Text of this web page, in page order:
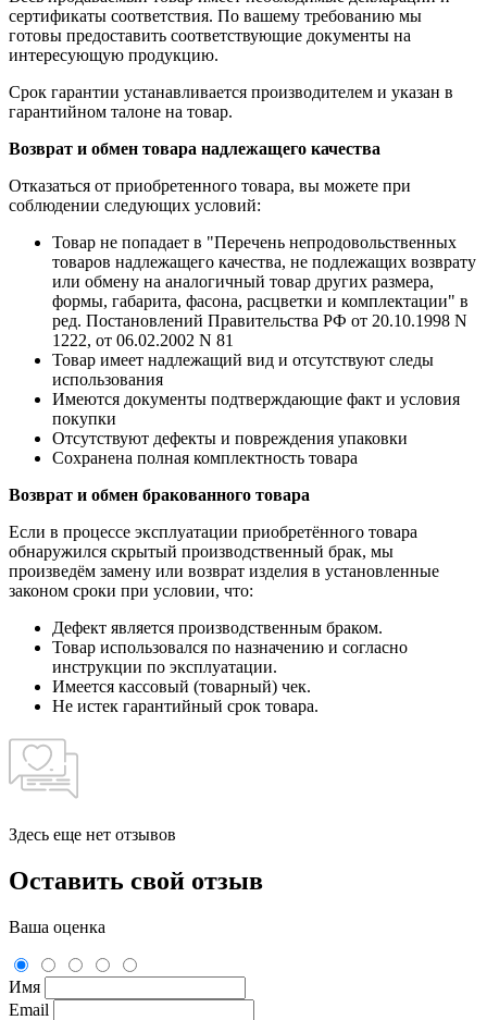
сертификаты соответствия. По вашему требованию мы
готовы предоставить соответствующие документы на
интересующую продукцию.
Срок гарантии устанавливается производителем и указан в
гарантийном талоне на товар.
Возврат и обмен товара надлежащего качества
Отказаться от приобретенного товара, вы можете при
соблюдении следующих условий:
Товар не попадает в "Перечень непродовольственных
товаров надлежащего качества, не подлежащих возврату
или обмену на аналогичный товар других размера,
формы, габарита, фасона, расцветки и комплектации" в
ред. Постановлений Правительства РФ от 20.10.1998 N
1222, от 06.02.2002 N 81
Товар имеет надлежащий вид и отсутствуют следы
использования
Имеются документы подтверждающие факт и условия
покупки
Отсутствуют дефекты и повреждения упаковки
Сохранена полная комплектность товара
Возврат и обмен бракованного товара
Если в процессе эксплуатации приобретённого товара
обнаружился скрытый производственный брак, мы
произведём замену или возврат изделия в установленные
законом сроки при условии, что:
Дефект является производственным браком.
Товар использовался по назначению и согласно
инструкции по эксплуатации.
Имеется кассовый (товарный) чек.
Не истек гарантийный срок товара.
Здесь еще нет отзывов
Оставить свой отзыв
Ваша оценка
Имя
Email